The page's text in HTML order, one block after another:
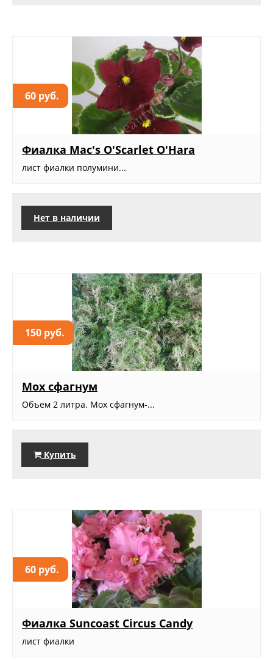
60 руб.
Фиалка Mac's O'Scarlet O'Hara
лист фиалки полумини...
Нет в наличии
150 руб.
Мох сфагнум
Объем 2 литра. Мох сфагнум-...
Купить
60 руб.
Фиалка Suncoast Circus Candy
лист фиалки